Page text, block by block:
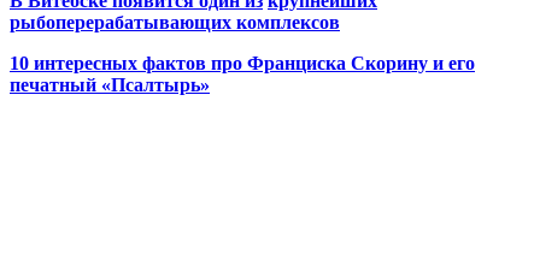
рыбоперерабатывающих комплексов
10 интересных фактов про Франциска Скорину и его
печатный «Псалтырь»